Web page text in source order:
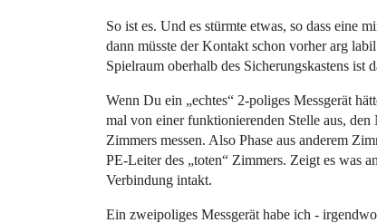
So ist es. Und es stürmte etwas, so dass eine
dann müsste der Kontakt schon vorher arg
Spielraum oberhalb des Sicherungskastens ist
Wenn Du ein „echtes“ 2-poliges Messgerät
mal von einer funktionierenden Stelle aus, den
Zimmers messen. Also Phase aus anderem
PE-Leiter des „toten“ Zimmers. Zeigt es was
Verbindung intakt.
Ein zweipoliges Messgerät habe ich -